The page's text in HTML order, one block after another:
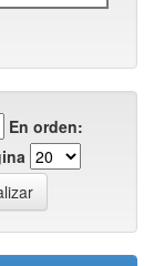
En orden: